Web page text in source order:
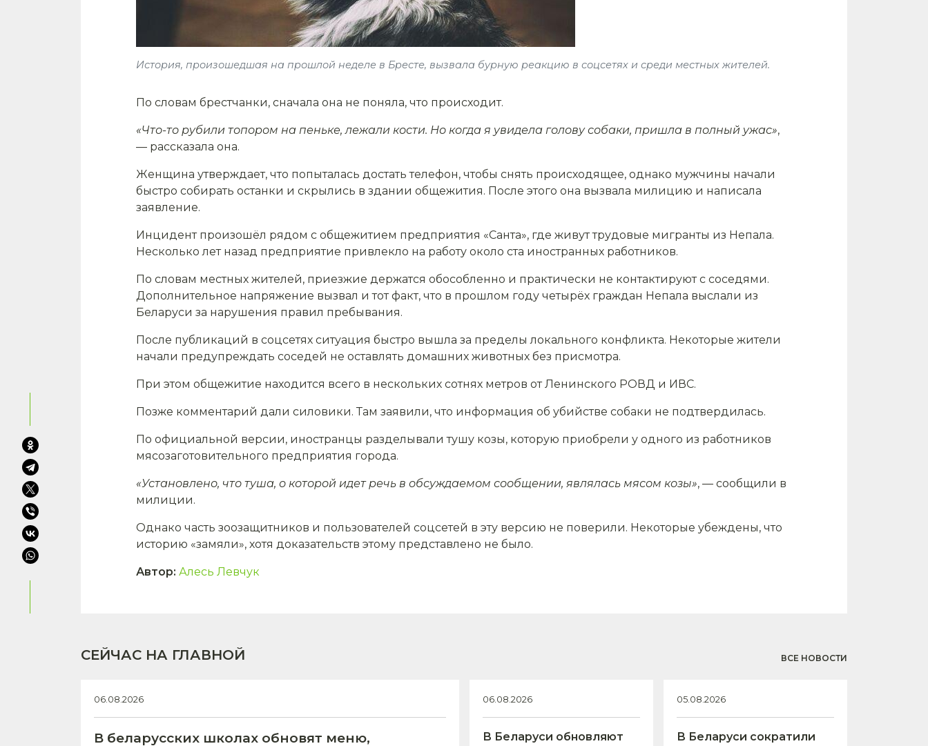
История, произошедшая на прошлой неделе в Бресте, вызвала бурную реакцию в соцсетях и среди местных жителей.
По словам брестчанки, сначала она не поняла, что происходит.
«Что-то рубили топором на пеньке, лежали кости. Но когда я увидела голову собаки, пришла в полный ужас»,
— рассказала она.
Женщина утверждает, что попыталась достать телефон, чтобы снять происходящее, однако мужчины начали
быстро собирать останки и скрылись в здании общежития. После этого она вызвала милицию и написала
заявление.
Инцидент произошёл рядом с общежитием предприятия «Санта», где живут трудовые мигранты из Непала.
Несколько лет назад предприятие привлекло на работу около ста иностранных работников.
По словам местных жителей, приезжие держатся обособленно и практически не контактируют с соседями.
Дополнительное напряжение вызвал и тот факт, что в прошлом году четырёх граждан Непала выслали из
Беларуси за нарушения правил пребывания.
После публикаций в соцсетях ситуация быстро вышла за пределы локального конфликта. Некоторые жители
начали предупреждать соседей не оставлять домашних животных без присмотра.
При этом общежитие находится всего в нескольких сотнях метров от Ленинского РОВД и ИВС.
Позже комментарий дали силовики. Там заявили, что информация об убийстве собаки не подтвердилась.
По официальной версии, иностранцы разделывали тушу козы, которую приобрели у одного из работников
мясозаготовительного предприятия города.
«Установлено, что туша, о которой идет речь в обсуждаемом сообщении, являлась мясом козы», — сообщили в
милиции.
Однако часть зоозащитников и пользователей соцсетей в эту версию не поверили. Некоторые убеждены, что
историю «замяли», хотя доказательств этому представлено не было.
Автор: Алесь Левчук
СЕЙЧАС НА ГЛАВНОЙ ВСЕ НОВОСТИ
06.08.2026
В беларусских школах обновят меню,
06.08.2026
В Беларуси обновляют
05.08.2026
В Беларуси сократили